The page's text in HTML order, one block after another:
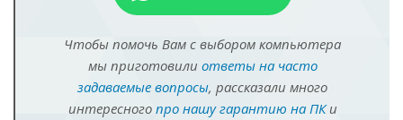
Чтобы помочь Вам с выбором компьютера
мы приготовили ответы на часто
задаваемые вопросы, рассказали много
интересного про нашу гарантию на ПКи